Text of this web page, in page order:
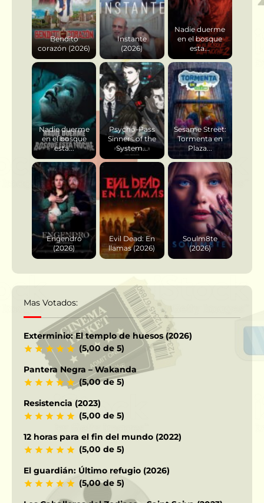
Bendito
corazón (2026)
Instante
(2026)
Nadie duerme
en el bosque
esta...
Nadie duerme
en el bosque
esta...
Psycho-Pass
Sinners of the
System...
Sesame Street:
Tormenta en
Plaza...
Engendro
(2026)
Evil Dead: En
llamas (2026)
Soulm8te
(2026)
Mas Votados:
Exterminio: El templo de huesos (2026)
(5,00 de 5)
Pantera Negra – Wakanda
(5,00 de 5)
Resistencia (2023)
(5,00 de 5)
12 horas para el fin del mundo (2022)
(5,00 de 5)
El guardián: Último refugio (2026)
(5,00 de 5)